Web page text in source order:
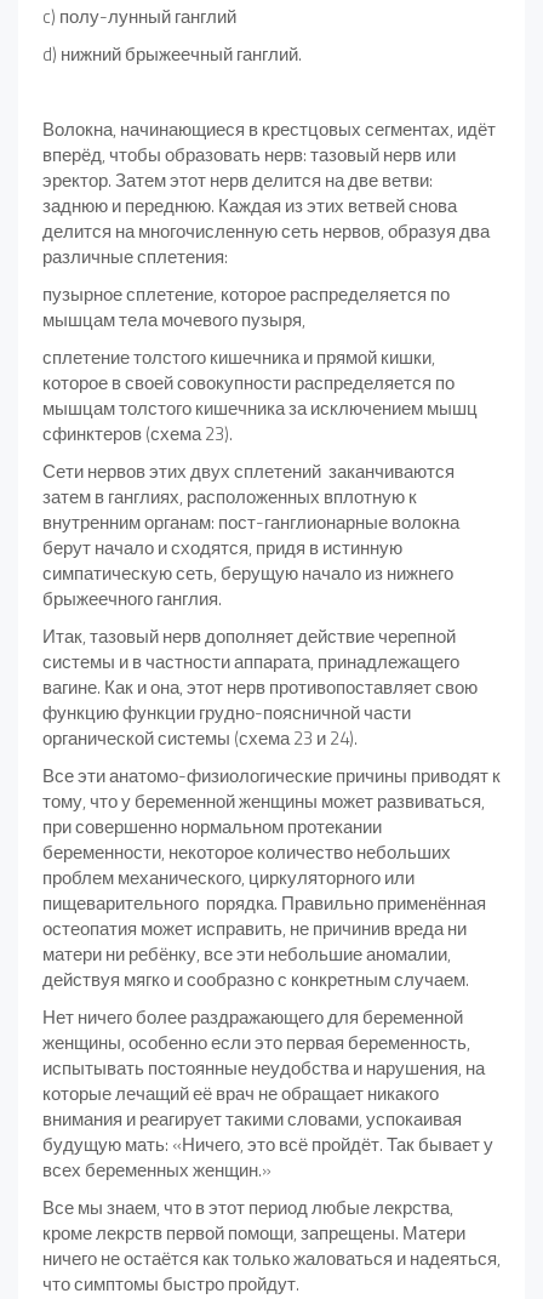
c) полу-лунный ганглий
d) нижний брыжеечный ганглий.
Волокна, начинающиеся в крестцовых сегментах, идёт
вперёд, чтобы образовать нерв: тазовый нерв или
эректор. Затем этот нерв делится на две ветви:
заднюю и переднюю. Каждая из этих ветвей снова
делится на многочисленную сеть нервов, образуя два
различные сплетения:
пузырное сплетение, которое распределяется по
мышцам тела мочевого пузыря,
сплетение толстого кишечника и прямой кишки,
которое в своей совокупности распределяется по
мышцам толстого кишечника за исключением мышц
сфинктеров (схема 23).
Сети нервов этих двух сплетений заканчиваются
затем в ганглиях, расположенных вплотную к
внутренним органам: пост-ганглионарные волокна
берут начало и сходятся, придя в истинную
симпатическую сеть, берущую начало из нижнего
брыжеечного ганглия.
Итак, тазовый нерв дополняет действие черепной
системы и в частности аппарата, принадлежащего
вагине. Как и она, этот нерв противопоставляет свою
функцию функции грудно-поясничной части
органической системы (схема 23 и 24).
Все эти анатомо-физиологические причины приводят к
тому, что у беременной женщины может развиваться,
при совершенно нормальном протекании
беременности, некоторое количество небольших
проблем механического, циркуляторного или
пищеварительного порядка. Правильно применённая
остеопатия может исправить, не причинив вреда ни
матери ни ребёнку, все эти небольшие аномалии,
действуя мягко и сообразно с конкретным случаем.
Нет ничего более раздражающего для беременной
женщины, особенно если это первая беременность,
испытывать постоянные неудобства и нарушения, на
которые лечащий её врач не обращает никакого
внимания и реагирует такими словами, успокаивая
будущую мать: «Ничего, это всё пройдёт. Так бывает у
всех беременных женщин.»
Все мы знаем, что в этот период любые лекрства,
кроме лекрств первой помощи, запрещены. Матери
ничего не остаётся как только жаловаться и надеяться,
что симптомы быстро пройдут.